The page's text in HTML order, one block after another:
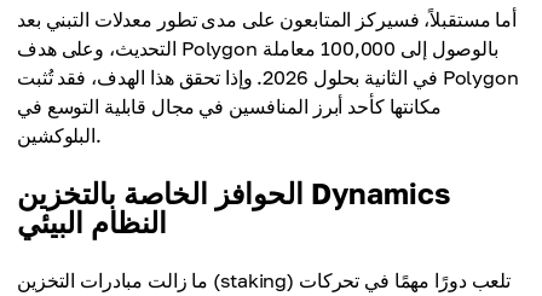
أما مستقبلاً، فسيركز المتابعون على مدى تطور معدلات التبني بعد
التحديث، وعلى هدف Polygon بالوصول إلى 100,000 معاملة
في الثانية بحلول 2026. وإذا تحقق هذا الهدف، فقد تُثبت Polygon
مكانتها كأحد أبرز المنافسين في مجال قابلية التوسع في
البلوكشين.
الحوافز الخاصة بالتخزين Dynamics
النظام البيئي
ما زالت مبادرات التخزين (staking) تلعب دورًا مهمًا في تحركات